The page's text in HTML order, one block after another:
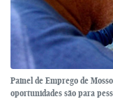
Painel de Emprego de
oportunidades são para